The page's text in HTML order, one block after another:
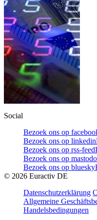
Social
Bezoek ons op
Bezoek ons op linkedin
Bezoek ons op rss-feed
Bezoek ons op
Bezoek ons op bluesky
© 2026 Euractiv DE
Datenschutzerklärung
Allgemeine
Handelsbedingungen